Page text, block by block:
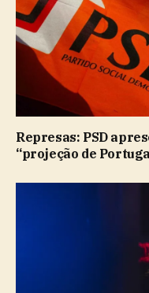
Represas: PSD
“projeção de